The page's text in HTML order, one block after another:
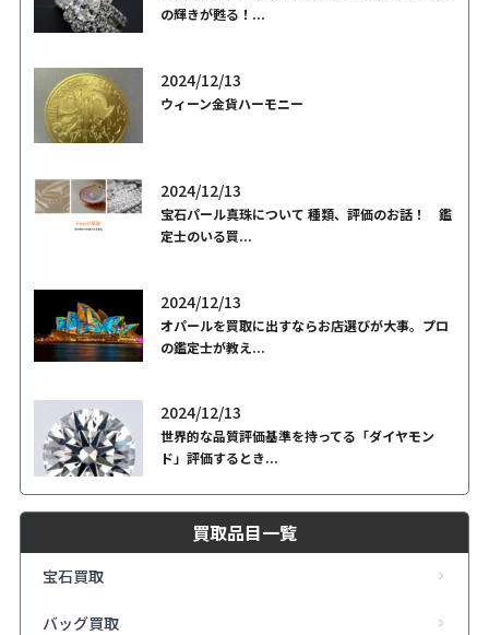
の輝きが甦る！...
2024/12/13
ウィーン金貨ハーモニー
2024/12/13
宝石パール真珠について 種類、評価のお話！ 鑑
定士のいる買...
2024/12/13
オパールを買取に出すならお店選びが大事。プロ
の鑑定士が教え...
2024/12/13
世界的な品質評価基準を持ってる「ダイヤモン
ド」評価するとき...
買取品目一覧
宝石買取
バッグ買取